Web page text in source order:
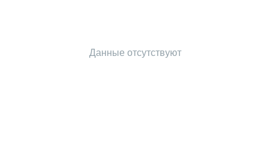
Данные отсутствуют